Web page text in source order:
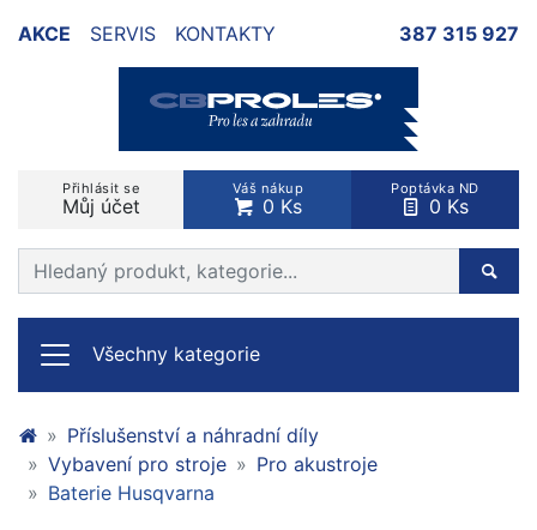
AKCE SERVIS KONTAKTY 387 315 927
Přihlásit se
Můj účet
Váš nákup
0 Ks
Poptávka ND
0 Ks
Prohledat web
Všechny kategorie
Příslušenství a náhradní díly
Vybavení pro stroje
Pro akustroje
Baterie Husqvarna